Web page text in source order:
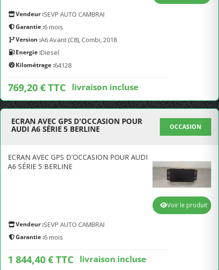
Vendeur :SEVP AUTO CAMBRAI
Garantie :6 mois
Version :A6 Avant (C8), Combi, 2018
Energie :Diesel
Kilométrage :64128
769,20 € TTC livraison incluse
ECRAN AVEC GPS D'OCCASION POUR
AUDI A6 SÉRIE 5 BERLINE
OCCASION
ECRAN AVEC GPS D'OCCASION POUR AUDI
A6 SÉRIE 5 BERLINE
Vendeur :SEVP AUTO CAMBRAI
Garantie :6 mois
1 844,40 € TTC livraison incluse
Voir le produit